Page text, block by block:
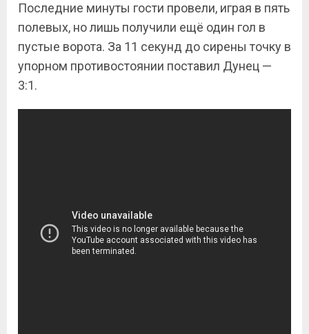
Последние минуты гости провели, играя в пять
полевых, но лишь получили ещё один гол в
пустые ворота. За 11 секунд до сирены точку в
упорном противостоянии поставил Дунец —
3:1.